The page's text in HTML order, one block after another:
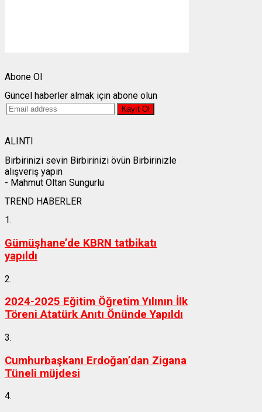
Abone Ol
Güncel haberler almak için abone olun
ALINTI
Birbirinizi sevin Birbirinizi övün Birbirinizle
alışveriş yapın
- Mahmut Oltan Sungurlu
TREND HABERLER
1.
Gümüşhane’de KBRN tatbikatı
yapıldı
2.
2024-2025 Eğitim Öğretim Yılının İlk
Töreni Atatürk Anıtı Önünde Yapıldı
3.
Cumhurbaşkanı Erdoğan’dan Zigana
Tüneli müjdesi
4.